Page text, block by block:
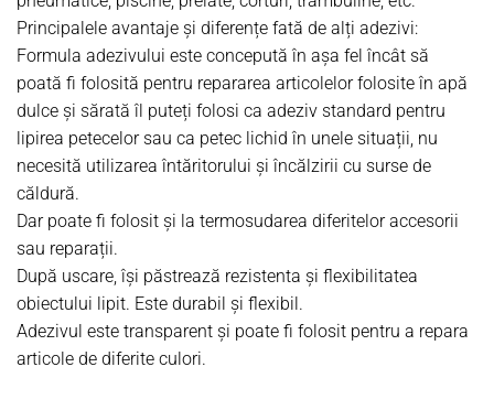
Principalele avantaje și diferențe fată de alți adezivi:
Formula adezivului este concepută în așa fel încât să
poată fi folosită pentru repararea articolelor folosite în apă
dulce și sărată îl puteți folosi ca adeziv standard pentru
lipirea petecelor sau ca petec lichid în unele situații, nu
necesită utilizarea întăritorului și încălzirii cu surse de
căldură.
Dar poate fi folosit și la termosudarea diferitelor accesorii
sau reparații.
După uscare, își păstrează rezistenta și flexibilitatea
obiectului lipit. Este durabil și flexibil.
Adezivul este transparent și poate fi folosit pentru a repara
articole de diferite culori.